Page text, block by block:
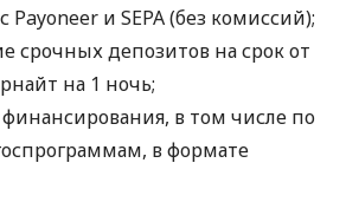
Payoneer и SEPA (без комиссий);
срочных депозитов на срок от
на 1 ночь;
в том числе по
в формате